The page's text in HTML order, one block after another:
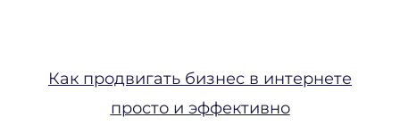
Как продвигать бизнес в интернете
просто и эффективно